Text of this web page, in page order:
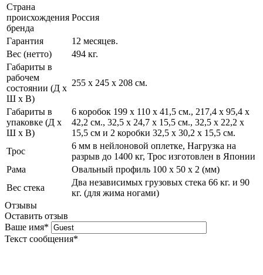
Страна
происхождения
бренда
Россия
Гарантия
12 месяцев.
Вес (нетто)
494 кг.
Габариты в
рабочем
состоянии (Д х
Ш х В)
255 х 245 х 208 см.
Габариты в
упаковке (Д х
Ш х В)
6 коробок 199 х 110 х 41,5 см., 217,4 х 95,4 х
42,2 см., 32,5 х 24,7 х 15,5 см., 32,5 х 22,2 х
15,5 см и 2 коробки 32,5 х 30,2 х 15,5 см.
Трос
6 мм в нейлоновой оплетке, Нагрузка на
разрыв до 1400 кг, Трос изготовлен в Японии
Рама
Овальный профиль 100 х 50 х 2 (мм)
Вес стека
Два независимых грузовых стека 66 кг. и 90
кг. (для жима ногами)
Отзывы
Оставить отзыв
Ваше имя*
Текст сообщения*